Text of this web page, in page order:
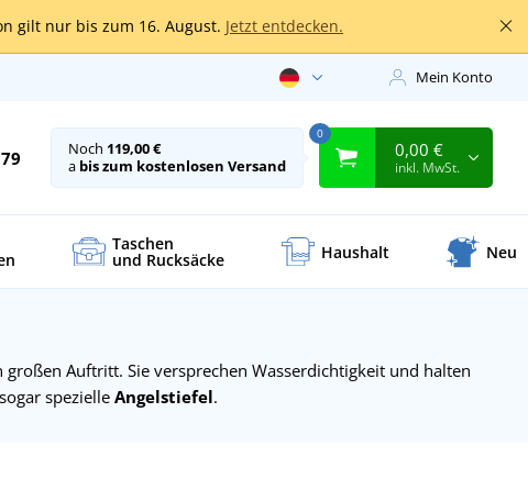
gilt nur bis zum 16. August. Jetzt entdecken.
Mein Konto
Noch 119,00 €
a bis zum kostenlosen Versand
0
0,00 €
inkl. MwSt.
Taschen
und Rucksäcke Haushalt Neu
Auftritt. Sie versprechen Wasserdichtigkeit und halten
spezielleAngelstiefel.